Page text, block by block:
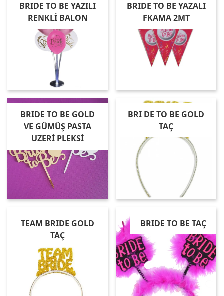
BRIDE TO BE YAZILI
RENKLİ BALON
BRIDE TO BE YAZALI
FKAMA 2MT
BRIDE TO BE GOLD
VE GÜMÜŞ PASTA
UZERİ PLEKSİ
BRI DE TO BE GOLD
TAÇ
TEAM BRIDE GOLD
TAÇ
BRIDE TO BE TAÇ